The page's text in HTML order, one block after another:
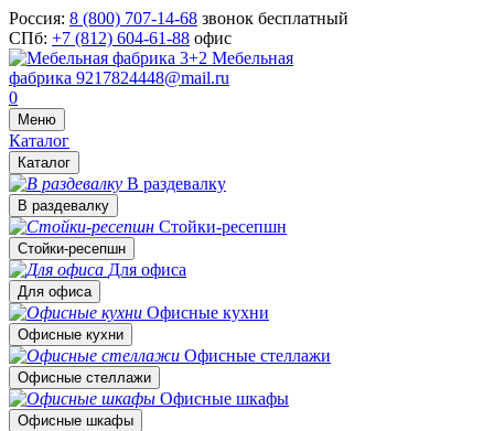
Россия: 8 (800) 707-14-68 звонок бесплатный
СПб: +7 (812) 604-61-88 офис
Мебельная
фабрика 9217824448@mail.ru
0
Меню
Каталог
Каталог
В раздевалку
В раздевалку
Стойки-ресепшн
Стойки-ресепшн
Для офиса
Для офиса
Офисные кухни
Офисные кухни
Офисные стеллажи
Офисные стеллажи
Офисные шкафы
Офисные шкафы